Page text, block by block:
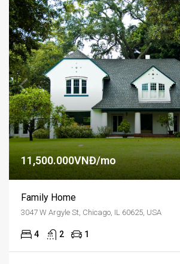
11,500.000VNĐ/mo
Family Home
3047 W Argyle St, Chicago, IL 60625, USA
4 2 1